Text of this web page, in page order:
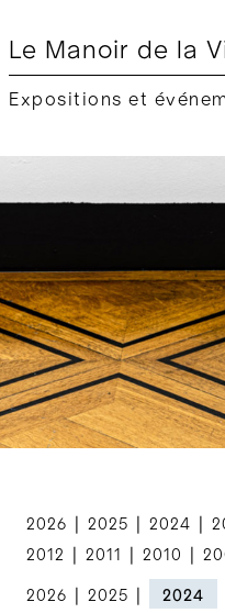
Le Manoir de la
Expositions et
2026 2025 2024
2012 2011 2010
2026 2025 2024